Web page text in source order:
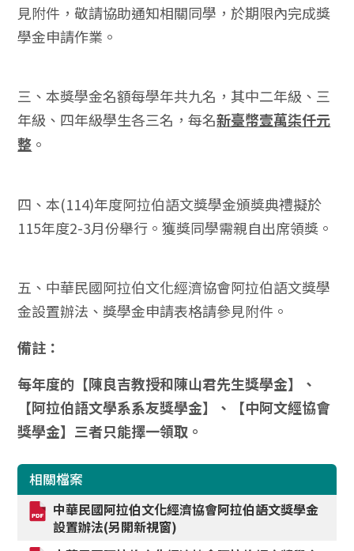
見附件，敬請協助通知相關同學，於期限內完成獎
學金申請作業。
三、本獎學金名額每學年共九名，其中二年級、三
年級、四年級學生各三名，每名新臺幣壹萬柒仟元
整 。
四、本(114)年度阿拉伯語文獎學金頒獎典禮擬於
115年度2-3月份舉行。獲獎同學需親自出席領獎。
五、中華民國阿拉伯文化經濟協會阿拉伯語文獎學
金設置辦法、獎學金申請表格請參見附件。
備註：
每年度的【陳良吉教授和陳山君先生獎學金】、
【阿拉伯語文學系系友獎學金】、【中阿文經協會
獎學金】三者只能擇一領取。
相關檔案
中華民國阿拉伯文化經濟協會阿拉伯語文獎學金
設置辦法(另開新視窗)